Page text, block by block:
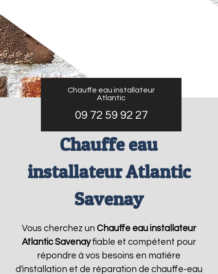
Chauffe eau installateur
Atlantic
09 72 59 92 27
Chauffe eau
installateur Atlantic
Savenay
Vous cherchez un Chauffe eau installateur
Atlantic Savenayfiable et compétent pour
répondre à vos besoins en matière
d'installation et de réparation de chauffe-eau